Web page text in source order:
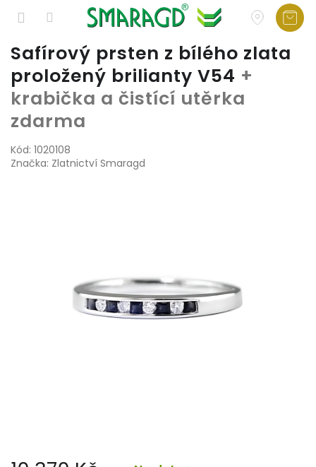
Přejít
na
obsah
Safírový prsten z bílého zlata
proložený brilianty V54 +
krabička a čistící utěrka
zdarma
Kód: 1020108
Značka: Zlatnictví Smaragd